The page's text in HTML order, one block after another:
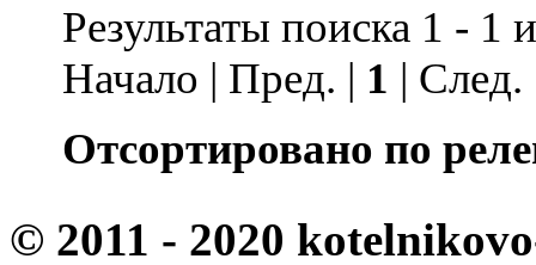
Результаты поиска 1 - 1
Начало | Пред. | 1 |
Отсортировано по
© 2011 - 2020